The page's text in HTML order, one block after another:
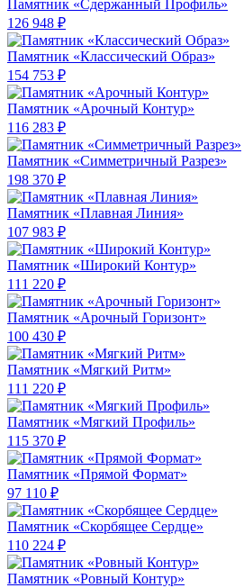
Памятник «Сдержанный Профиль»
126 948 ₽
Памятник «Классический Образ»
154 753 ₽
Памятник «Арочный Контур»
116 283 ₽
Памятник «Симметричный Разрез»
198 370 ₽
Памятник «Плавная Линия»
107 983 ₽
Памятник «Широкий Контур»
111 220 ₽
Памятник «Арочный Горизонт»
100 430 ₽
Памятник «Мягкий Ритм»
111 220 ₽
Памятник «Мягкий Профиль»
115 370 ₽
Памятник «Прямой Формат»
97 110 ₽
Памятник «Скорбящее Сердце»
110 224 ₽
Памятник «Ровный Контур»